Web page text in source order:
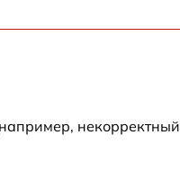
некорректный